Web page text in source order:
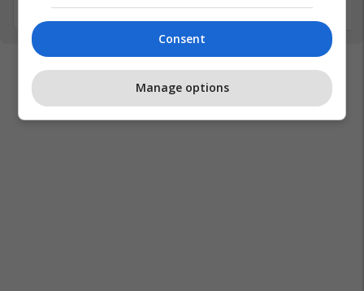
Consent
Manage options